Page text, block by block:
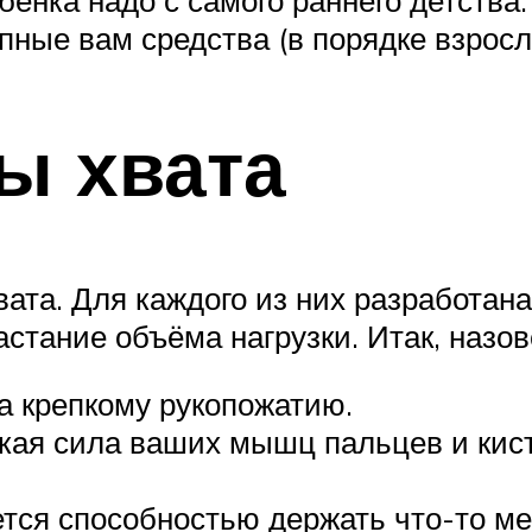
вам средства (в порядке
хвата
Для каждого из них
объёма нагрузки. Итак,
рукопожатию.
сила ваших мышц пальцев и
способностью держать что-то